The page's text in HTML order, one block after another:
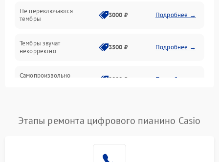
Аудио
Оптика
Не переключаются
тембры
3000 ₽ Подробнее →
Тембры звучат
некорректно
3500 ₽ Подробнее →
Самопроизвольно
2800 ₽ Подробнее →
Этапы ремонта цифрового пианино Casio